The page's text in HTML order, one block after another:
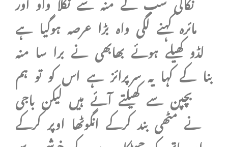
مائرہ کہنے لگی واہ بڑا عرصہ ہوگیا ہے
لڈو کھیلے ہوئے بھابھی نے برا سا منہ
بنا کے کہا یہ سرپرائز ہے اس کو تو ہم
بچپن سے کھیلتے آئے ہیں لیکن باجی
نے مٹھی بند کرکے انگوٹھا اوپر کرکے